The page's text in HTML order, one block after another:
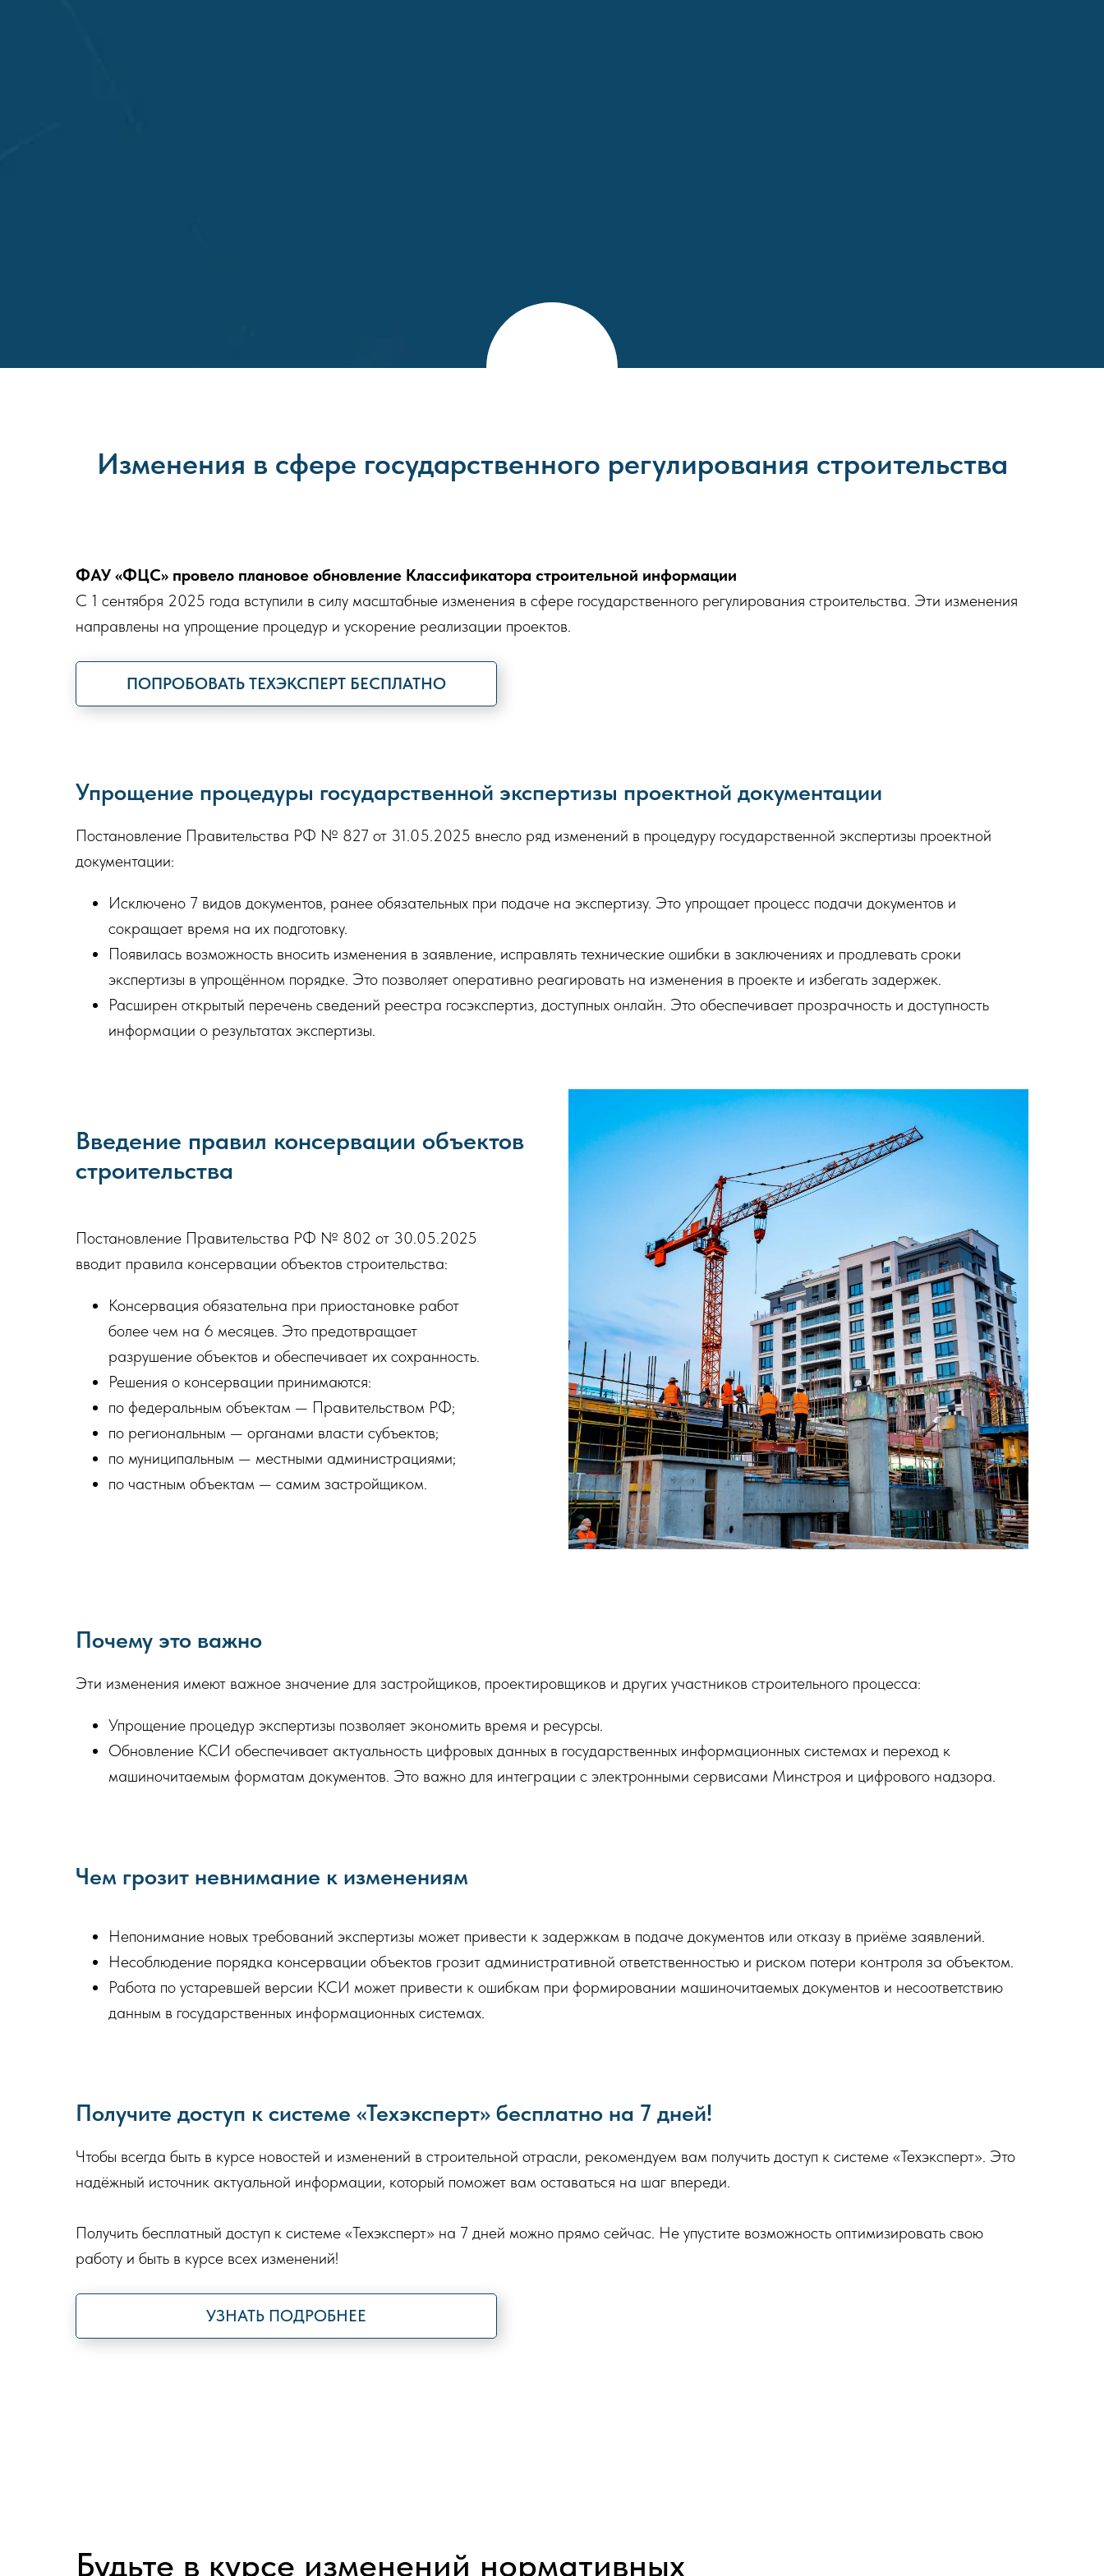
Изменения в сфере государственного регулирования строительства
ФАУ «ФЦС» провело плановое обновление Классификатора строительной информации
С 1 сентября 2025 года вступили в силу масштабные изменения в сфере государственного регулирования строительства. Эти изменения
направлены на упрощение процедур и ускорение реализации проектов.
ПОПРОБОВАТЬ ТЕХЭКСПЕРТ БЕСПЛАТНО
Упрощение процедуры государственной экспертизы проектной документации
Постановление Правительства РФ № 827 от 31.05.2025 внесло ряд изменений в процедуру государственной экспертизы проектной
документации:
Исключено 7 видов документов, ранее обязательных при подаче на экспертизу. Это упрощает процесс подачи документов и
сокращает время на их подготовку.
Появилась возможность вносить изменения в заявление, исправлять технические ошибки в заключениях и продлевать сроки
экспертизы в упрощённом порядке. Это позволяет оперативно реагировать на изменения в проекте и избегать задержек.
Расширен открытый перечень сведений реестра госэкспертиз, доступных онлайн. Это обеспечивает прозрачность и доступность
информации о результатах экспертизы.
Введение правил консервации объектов
строительства
Постановление Правительства РФ № 802 от 30.05.2025
вводит правила консервации объектов строительства:
Консервация обязательна при приостановке работ
более чем на 6 месяцев. Это предотвращает
разрушение объектов и обеспечивает их сохранность.
Решения о консервации принимаются:
по федеральным объектам — Правительством РФ;
по региональным — органами власти субъектов;
по муниципальным — местными администрациями;
по частным объектам — самим застройщиком.
Почему это важно
Эти изменения имеют важное значение для застройщиков, проектировщиков и других участников строительного процесса:
Упрощение процедур экспертизы позволяет экономить время и ресурсы.
Обновление КСИ обеспечивает актуальность цифровых данных в государственных информационных системах и переход к
машиночитаемым форматам документов. Это важно для интеграции с электронными сервисами Минстроя и цифрового надзора.
Чем грозит невнимание к изменениям
Непонимание новых требований экспертизы может привести к задержкам в подаче документов или отказу в приёме заявлений.
Несоблюдение порядка консервации объектов грозит административной ответственностью и риском потери контроля за объектом.
Работа по устаревшей версии КСИ может привести к ошибкам при формировании машиночитаемых документов и несоответствию
данным в государственных информационных системах.
Получите доступ к системе «Техэксперт» бесплатно на 7 дней!
Чтобы всегда быть в курсе новостей и изменений в строительной отрасли, рекомендуем вам получить доступ к системе «Техэксперт». Это
надёжный источник актуальной информации, который поможет вам оставаться на шаг впереди.
Получить бесплатный доступ к системе «Техэксперт» на 7 дней можно прямо сейчас. Не упустите возможность оптимизировать свою
работу и быть в курсе всех изменений!
УЗНАТЬ ПОДРОБНЕЕ
Будьте в курсе изменений нормативных